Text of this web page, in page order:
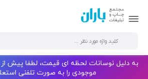
به دلیل نوسانات لحظه ای قیمت، لطفا پیش
موجودی را به صورت تلفنی